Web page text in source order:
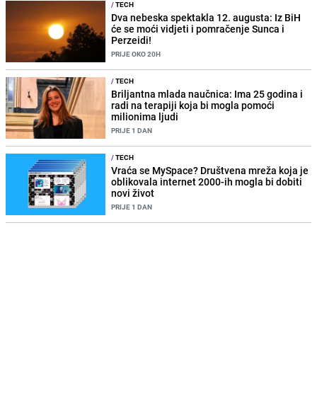
/TECH
Dva nebeska spektakla 12. augusta: Iz BiH
će se moći vidjeti i pomračenje Sunca i
Perzeidi!
PRIJE OKO 20H
/TECH
Briljantna mlada naučnica: Ima 25 godina i
radi na terapiji koja bi mogla pomoći
milionima ljudi
PRIJE 1 DAN
/TECH
Vraća se MySpace? Društvena mreža koja je
oblikovala internet 2000-ih mogla bi dobiti
novi život
PRIJE 1 DAN